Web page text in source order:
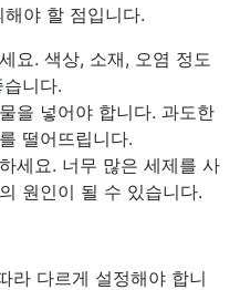
야 할 점입니다.
요. 색상, 소재, 오염 정도
니다.
을 넣어야 합니다. 과도한
떨어뜨립니다.
세요. 너무 많은 세제를 사
원인이 될 수 있습니다.
라 다르게 설정해야 합니